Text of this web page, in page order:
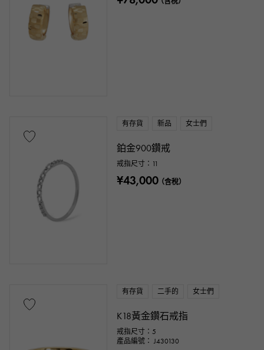
有存貨 新品 女士們
鉑金900鑽戒
戒指尺寸：11
¥43,000（含稅）
有存貨 二手的 女士們
K18黃金鑽石戒指
戒指尺寸：5
產品編號： J430130